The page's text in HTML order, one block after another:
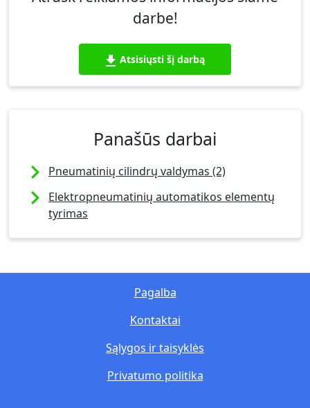
darbe!
Atsisiųsti šį darbą
Panašūs darbai
Pneumatinių cilindrų valdymas (2)
Elektropneumatinių automatikos elementų
tyrimas
Privatumo politika
Sąlygos ir taisyklės
Kontaktai
Pagalba